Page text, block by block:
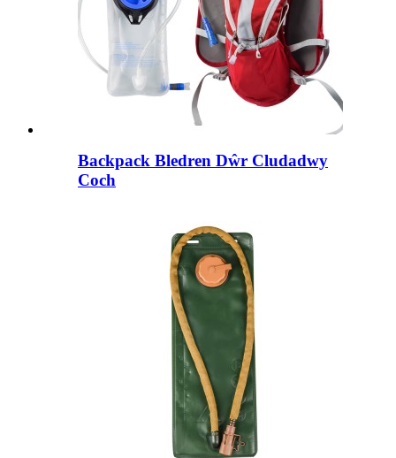
Backpack Bledren Dŵr Cludadwy
Coch